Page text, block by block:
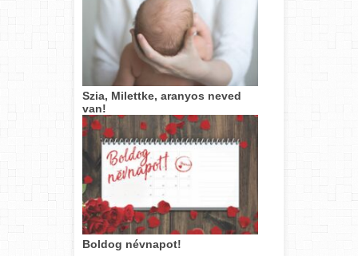
Szia, Milettke, aranyos neved
van!
Boldog névnapot!